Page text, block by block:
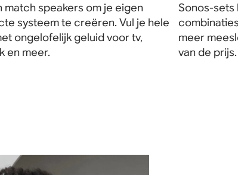
match speakers om je eigen
systeem te creëren. Vul je hele
ongelofelijk geluid voor tv,
en meer.
Sonos-
meer
van de prijs.